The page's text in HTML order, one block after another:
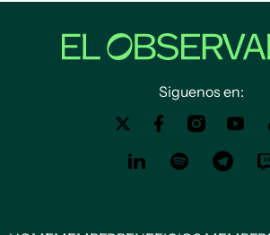
Siguenos en: